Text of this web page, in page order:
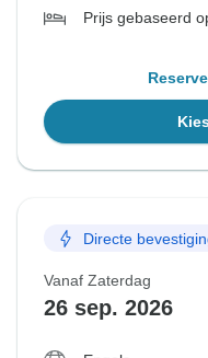
Prijs gebaseerd
Directe
Vanaf Zaterdag
26 sep. 2026